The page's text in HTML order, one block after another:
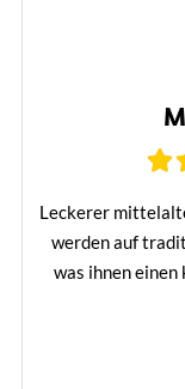
Leckerer
werden auf
was ihnen